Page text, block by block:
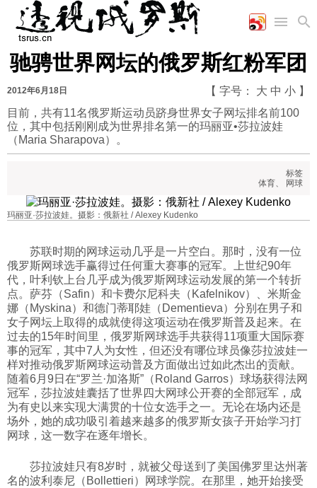
首页
国际
时政
军事
海军
陆军
军事合作
评论
经济
商业
工业
能源
农业
科技
社会
文化
教育
美食
娱乐
历史
高清图片
漫画
视频
图表
驰骋世界网坛的俄罗斯红粉军团
2012年6月18日 【 字号： 大 中 小 】
目前，共有11名俄罗斯运动员跻身世界女子网坛排名前100
位，其中包括刚刚成为世界排名第一的玛丽亚•莎拉波娃
（Maria Sharapova）。
标签
体育、 网球
玛丽亚·莎拉波娃。摄影：俄新社 / Alexey Kudenko
苏联时期的网球运动几乎是一片空白。那时，没有一位
俄罗斯网球选手赢得过任何重大赛事的冠军。上世纪90年
代，叶利钦上台几乎成为俄罗斯网球运动发展的第一个转折
点。萨芬（Safin）和卡费尔尼科夫（Kafelnikov）、米斯金
娜（Myskina）和德门蒂耶娃（Dementieva）分别在男子和
女子网坛上取得的成就使得这项运动在俄罗斯普及起来。在
过去的15年时间里，俄罗斯网球选手共获得11项重大国际赛
事的冠军，其中7人为女性，但还没有哪位球员像莎拉波娃一
样对推动俄罗斯网球运动普及方面做出过如此杰出的贡献。
随着6月9日在“罗兰·加洛斯”（Roland Garros）球场获得法网
冠军，莎拉波娃囊括了世界四大网球公开赛的全部冠军，成
为有史以来实现大满贯的十位女选手之一。无论在场内还是
场外，她的成功吸引着越来越多的俄罗斯女孩子开始学习打
网球，这一数字在逐年增长。
莎拉波娃只有8岁时，就被父母送到了美国佛罗里达州著
名的波利泰尼（Bollettieri）网球学院。在那里，她开始接受